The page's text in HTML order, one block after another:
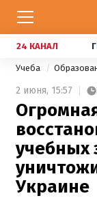
24 КАНАЛ
Учеба
2 июня, 15:57
учебных
Украине